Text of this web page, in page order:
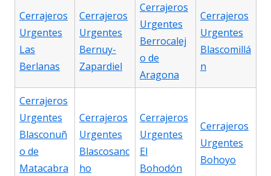
Cerrajeros
Urgentes
Las
Berlanas
Cerrajeros
Urgentes
Bernuy-
Zapardiel
Cerrajeros
Urgentes
Berrocalej
o de
Aragona
Cerrajeros
Urgentes
Blascomillá
n
Cerrajeros
Urgentes
Blasconuñ
o de
Matacabra
Cerrajeros
Urgentes
Blascosanc
ho
Cerrajeros
Urgentes
El
Bohodón
Cerrajeros
Urgentes
Bohoyo